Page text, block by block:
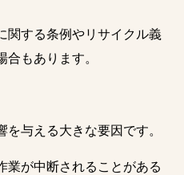
関する条例やリサイクル義
もあります。
与える大きな要因です。
業が中断されることがある